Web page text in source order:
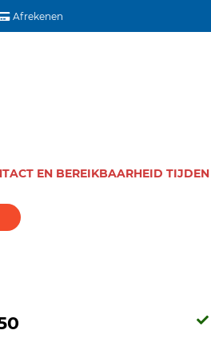
Afrekenen
EN BEREIKBAARHEID TIJDEN